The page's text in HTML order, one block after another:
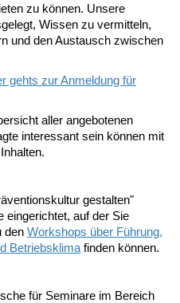
zu können. Unsere
Wissen zu vermitteln,
und den Austausch zwischen
gehts zur Anmeldung für
aller angebotenen
interessant sein können mit
gestalten"
eingerichtet, auf der Sie
den Workshops über Führung,
Betriebsklima finden können.
für Seminare im Bereich